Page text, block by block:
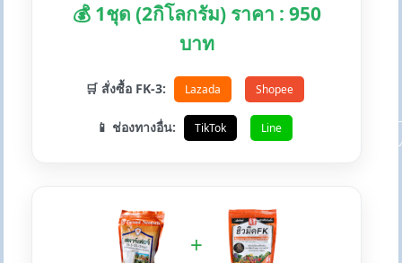
💰 1ชุด (2กิโลกรัม) ราคา : 950
บาท
🛒 สั่งซื้อ FK-3: Lazada Shopee
📱 ช่องทางอื่น: TikTok Line
+